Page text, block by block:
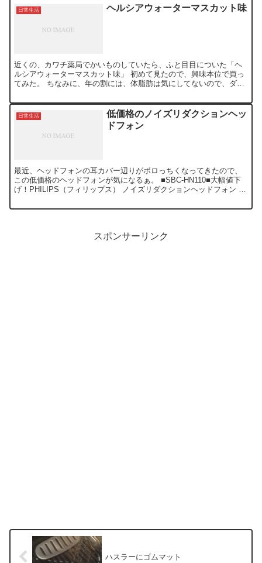
日常生活 ヘルシアウォーターマスカット味
近くの、カワチ薬局でかいものしていたら、ふと目目についた「ヘ
ルシアウォーターマスカット味」 初めて見たので、興味本位で買っ
てみた。 ちなみに、年の割には、体脂肪は気にしてないので、ダイ
日常生活
低価格のノイズリダクションヘッ
ドフォン
最近、ヘッドフォンの耳カバー辺りがボロっちくなってきたので、
この低価格のヘッドフォンが気になるぁ。 ■SBC-HN110■大幅値下
げ！PHILIPS（フィリップス） ノイズリダクションヘッドフォン 販
スポンサーリンク
ハスラーにゴムマット